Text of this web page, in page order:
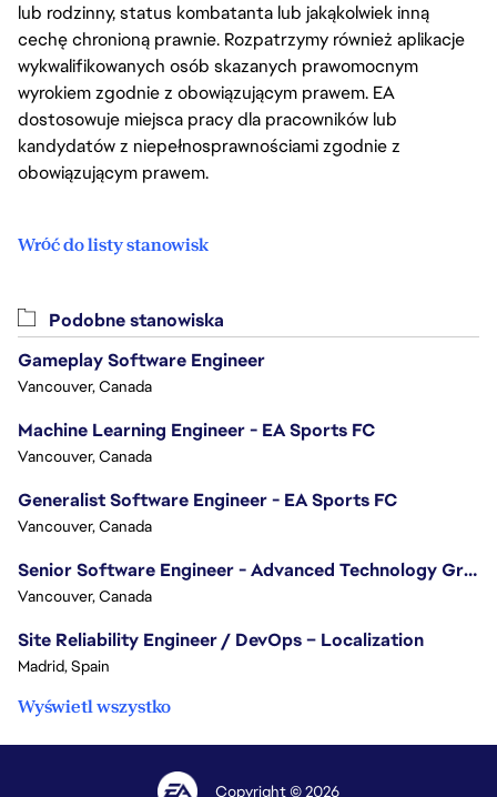
lub rodzinny, status kombatanta lub jakąkolwiek inną
cechę chronioną prawnie. Rozpatrzymy również aplikacje
wykwalifikowanych osób skazanych prawomocnym
wyrokiem zgodnie z obowiązującym prawem. EA
dostosowuje miejsca pracy dla pracowników lub
kandydatów z niepełnosprawnościami zgodnie z
obowiązującym prawem.
Wróć do listy stanowisk
Podobne stanowiska
Gameplay Software Engineer
Vancouver, Canada
Machine Learning Engineer - EA Sports FC
Vancouver, Canada
Generalist Software Engineer - EA Sports FC
Vancouver, Canada
Senior Software Engineer - Advanced Technology Group
Vancouver, Canada
Site Reliability Engineer / DevOps – Localization
Madrid, Spain
Wyświetl wszystko
Copyright © 2026